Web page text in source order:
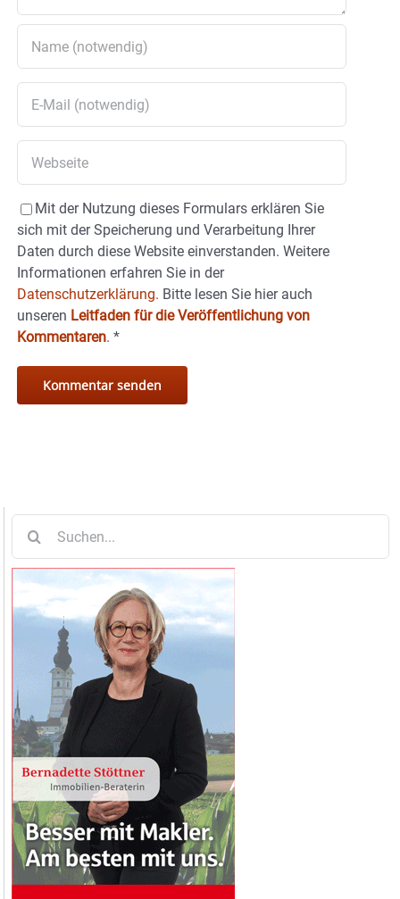
Mit der Nutzung dieses Formulars erklären Sie
sich mit der Speicherung und Verarbeitung Ihrer
Daten durch diese Website einverstanden. Weitere
Informationen erfahren Sie in der
Datenschutzerklärung. Bitte lesen Sie hier auch
unseren Leitfaden für die Veröffentlichung von
Kommentaren. *
nach: